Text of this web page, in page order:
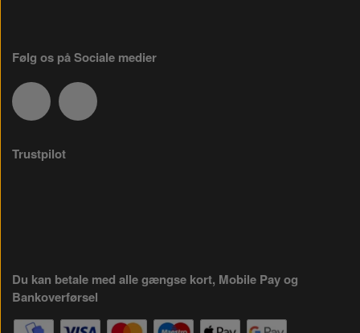
Følg os på Sociale medier
Trustpilot
Du kan betale med alle gængse kort, Mobile Pay og
Bankoverførsel